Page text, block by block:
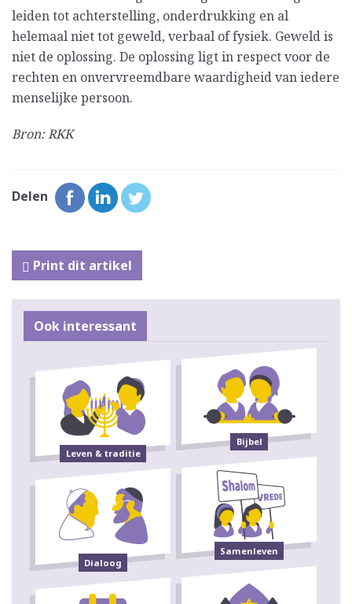
leiden tot achterstelling, onderdrukking en al
helemaal niet tot geweld, verbaal of fysiek. Geweld is
niet de oplossing. De oplossing ligt in respect voor de
rechten en onvervreemdbare waardigheid van iedere
menselijke persoon.
Bron: RKK
Delen
Print dit artikel
Ook interessant
Leven & traditie
Bijbel
Dialoog
Samenleven